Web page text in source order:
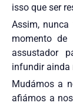
isso que ser
Assim,
momento de
assustador
infundir ainda
Mudámos a
afiámos a